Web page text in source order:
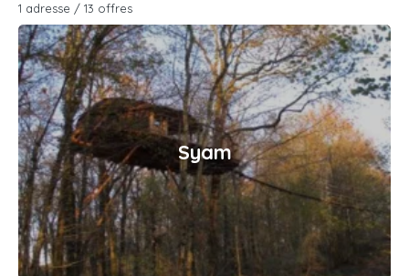
1 adresse / 13 offres
Syam